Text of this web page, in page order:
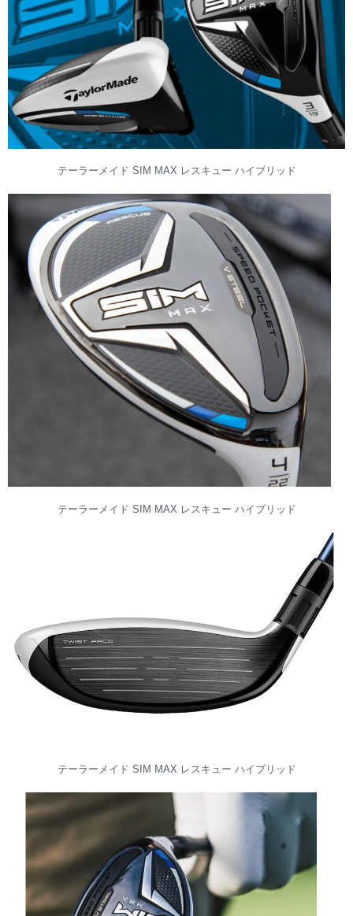
テーラーメイド SIM MAX レスキュー ハイブリッド
テーラーメイド SIM MAX レスキュー ハイブリッド
テーラーメイド SIM MAX レスキュー ハイブリッド